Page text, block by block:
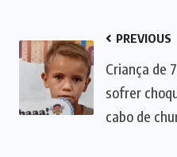
PREVIOUS
Criança de
sofrer
cabo de